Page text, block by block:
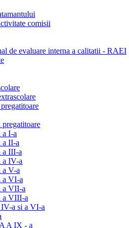
comisii
de evaluare interna a calitatii - RAEI
pregatitoare
a I-a
a II-a
a III-a
a IV-a
a V-a
a VI-a
a VII-a
a VIII-a
a si a VI-a
A IX - a